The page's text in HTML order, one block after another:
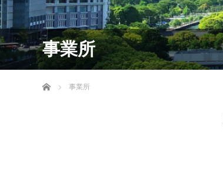
事業所
ホーム 事業所